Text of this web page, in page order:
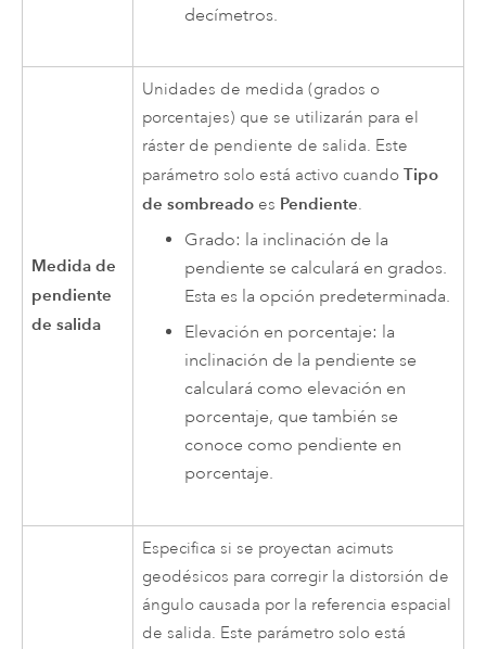
decímetros.
Medida de
pendiente
de salida
Unidades de medida (grados o
porcentajes) que se utilizarán para el
ráster de pendiente de salida. Este
parámetro solo está activo cuandoTipo
de sombreado es Pendiente.
Grado: la inclinación de la
pendiente se calculará en grados.
Esta es la opción predeterminada.
Elevación en porcentaje: la
inclinación de la pendiente se
calculará como elevación en
porcentaje, que también se
conoce como pendiente en
porcentaje.
Especifica si se proyectan acimuts
geodésicos para corregir la distorsión de
ángulo causada por la referencia espacial
de salida. Este parámetro solo está